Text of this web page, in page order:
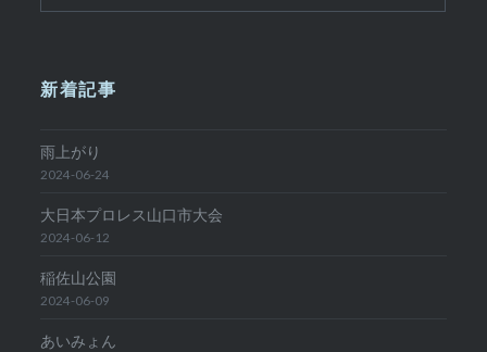
新着記事
雨上がり
2024-06-24
大日本プロレス山口市大会
2024-06-12
稲佐山公園
2024-06-09
あいみょん